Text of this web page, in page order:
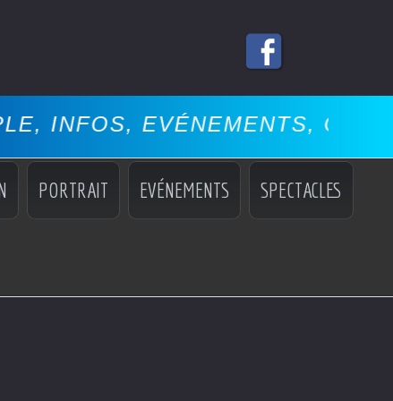
EVÉNEMENTS,
PORTRAIT EVÉNEMENTS SPECTACLES